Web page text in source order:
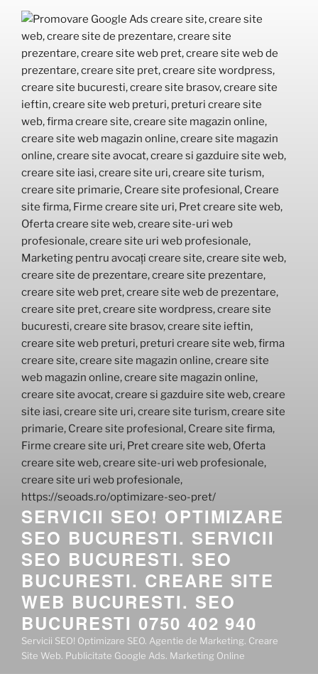
SERVICII SEO! OPTIMIZARE
SEO BUCURESTI. SERVICII
SEO BUCURESTI. SEO
BUCURESTI. CREARE SITE
WEB BUCURESTI. SEO
BUCURESTI 0750 402 940
Servicii SEO! Optimizare SEO. Agentie de Marketing. Creare
Site Web. Publicitate Google Ads. Marketing Online